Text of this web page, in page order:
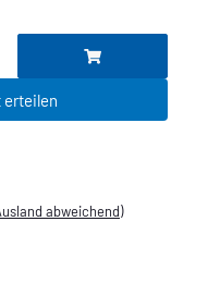
erteilen
abweichend)